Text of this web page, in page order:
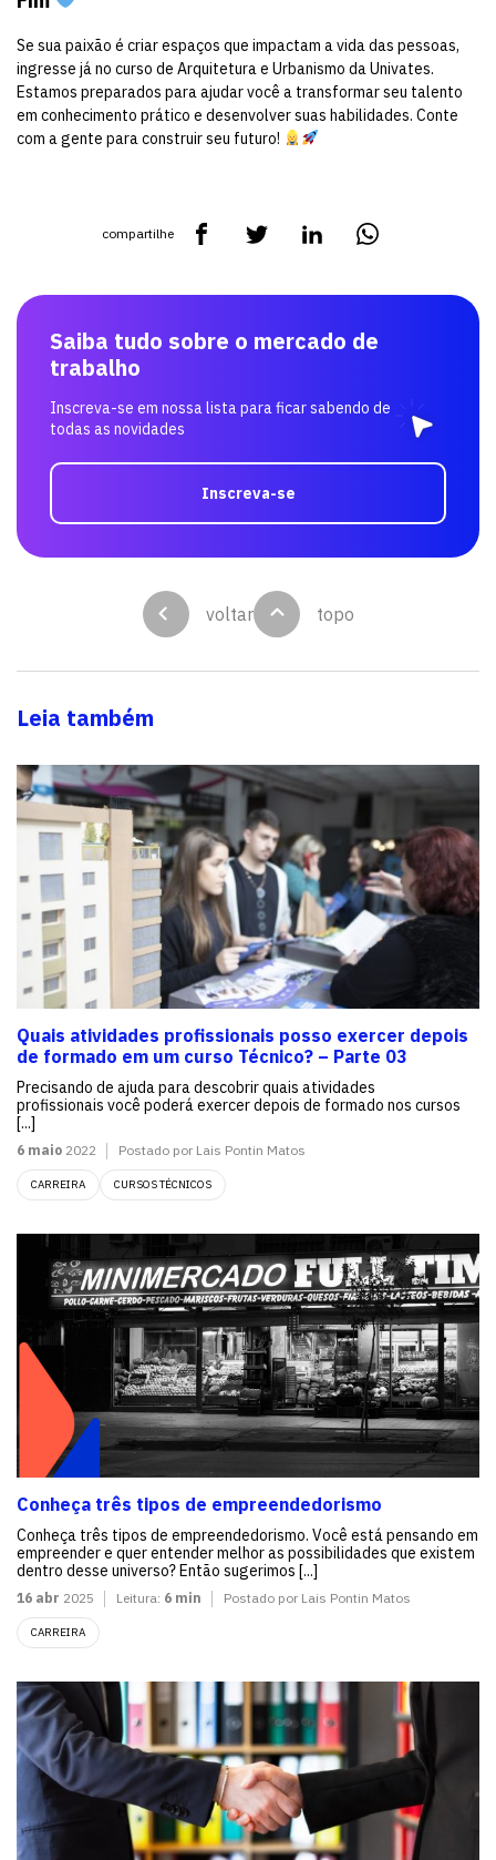
Se sua paixão é criar espaços que impactam a vida das pessoas,
ingresse já no curso de Arquitetura e Urbanismo da Univates.
Estamos preparados para ajudar você a transformar seu talento
em conhecimento prático e desenvolver suas habilidades. Conte
com a gente para construir seu futuro!
compartilhe
Saiba tudo sobre o mercado de
trabalho
Inscreva-se em nossa lista para ficar sabendo de
todas as novidades
Inscreva-se
voltar topo
Leia também
Quais atividades profissionais posso exercer depois
de formado em um curso Técnico? – Parte 03
Precisando de ajuda para descobrir quais atividades
profissionais você poderá exercer depois de formado nos cursos
[...]
6 maio 2022 Postado por Lais Pontin Matos
CARREIRA CURSOS TÉCNICOS
Conheça três tipos de empreendedorismo
Conheça três tipos de empreendedorismo. Você está pensando em
empreender e quer entender melhor as possibilidades que existem
dentro desse universo? Então sugerimos [...]
16 abr 2025 Leitura: 6 min Postado por Lais Pontin Matos
CARREIRA